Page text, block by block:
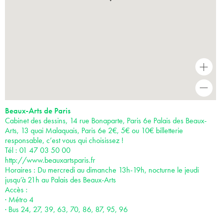
+
Beaux-Arts de Paris
Cabinet des dessins, 14 rue Bonaparte, Paris 6e Palais des Beaux-
Arts, 13 quai Malaquais, Paris 6e 2€, 5€ ou 10€ billetterie
responsable, c’est vous qui choisissez !
Tél : 01 47 03 50 00
http://www.beauxartsparis.fr
Horaires : Du mercredi au dimanche 13h-19h, nocturne le jeudi
jusqu’à 21h au Palais des Beaux-Arts
Accès :
· Métro 4
· Bus 24, 27, 39, 63, 70, 86, 87, 95, 96